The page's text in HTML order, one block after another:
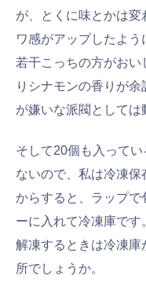
が、とくに味とかは
ワ感がアップしたよう
若干こっちの方がおい
りシナモンの香りが
が嫌いな派閥としては
そして20個も入ってい
ないので、私は冷凍
からすると、ラップ
ーに入れて冷凍庫です
解凍するときは冷凍庫
所でしょうか。